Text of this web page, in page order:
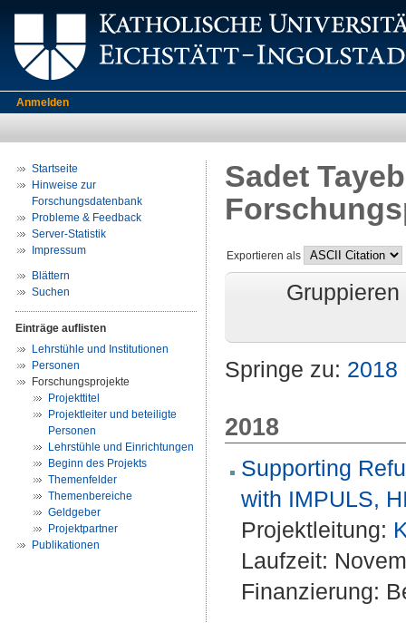
Anmelden
Startseite
Hinweise zur
Forschungsdatenbank
Probleme & Feedback
Server-Statistik
Impressum
Blättern
Suchen
Einträge auflisten
Lehrstühle und Institutionen
Personen
Forschungsprojekte
Projekttitel
Projektleiter und beteiligte
Personen
Lehrstühle und Einrichtungen
Beginn des Projekts
Themenfelder
Themenbereiche
Geldgeber
Projektpartner
Publikationen
Sadet
Exportieren als
Springe zu: 2018
2018
Supporting
with IMPULS,
Projektleitung:
Laufzeit:
Finanzierung: